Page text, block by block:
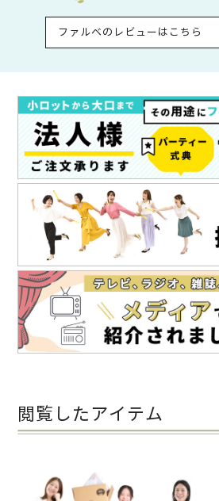
ファルベのレビューはこちら
閲覧したアイテム